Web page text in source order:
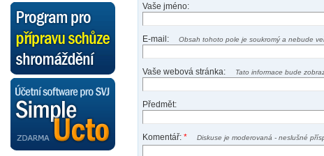
Vaše jméno:
E-mail: Obsah tohoto pole je soukromý a nebude
Vaše webová stránka: Tato informace bude
Předmět:
Komentář:* Diskuse je moderovaná - neslušné